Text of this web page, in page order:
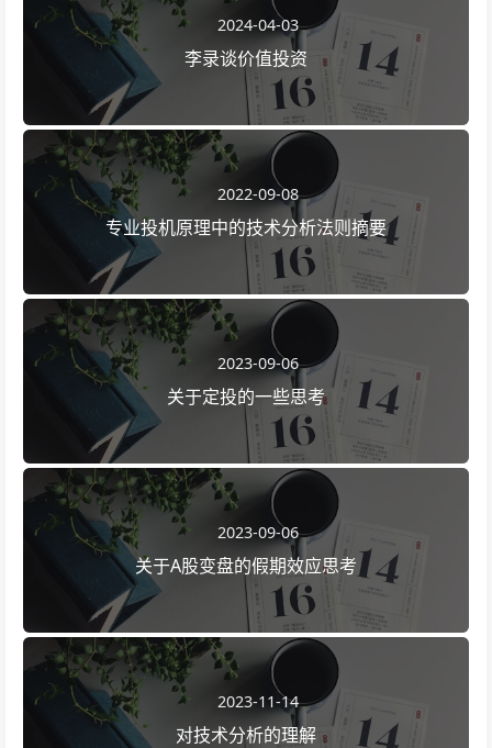
2024-04-03
李录谈价值投资
2022-09-08
专业投机原理中的技术分析法则摘要
2023-09-06
关于定投的一些思考
2023-09-06
关于A股变盘的假期效应思考
2023-11-14
对技术分析的理解